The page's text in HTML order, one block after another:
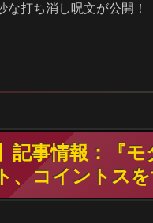
な打ち消し呪文が公開！
記事情報：『
、コイントス